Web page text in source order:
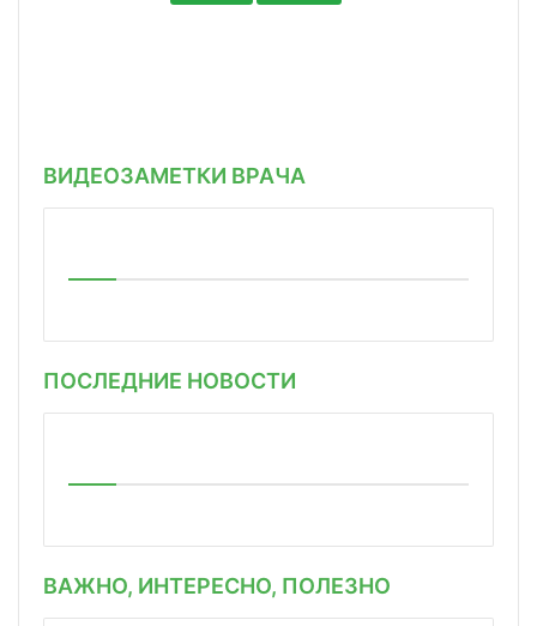
ВИДЕОЗАМЕТКИ ВРАЧА
ПОСЛЕДНИЕ НОВОСТИ
ВАЖНО, ИНТЕРЕСНО, ПОЛЕЗНО